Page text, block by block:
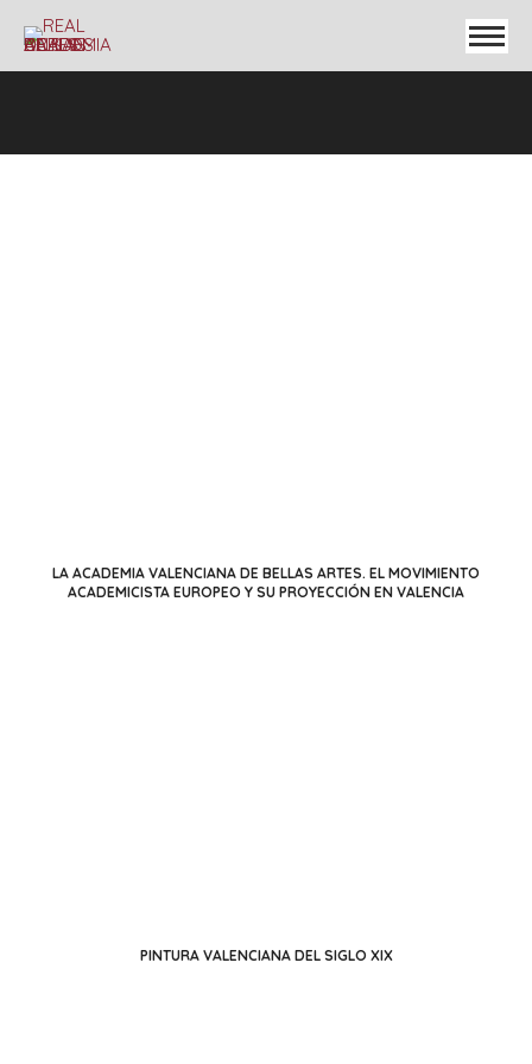
LA ACADEMIA VALENCIANA DE BELLAS ARTES. EL MOVIMIENTO
ACADEMICISTA EUROPEO Y SU PROYECCIÓN EN VALENCIA
PINTURA VALENCIANA DEL SIGLO XIX